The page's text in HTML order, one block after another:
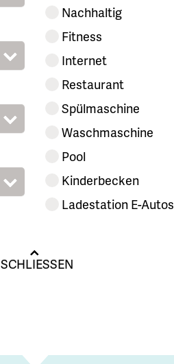
Nachhaltig
Fitness
Internet
Restaurant
Spülmaschine
Waschmaschine
Pool
Kinderbecken
Ladestation E-Autos
SCHLIESSEN